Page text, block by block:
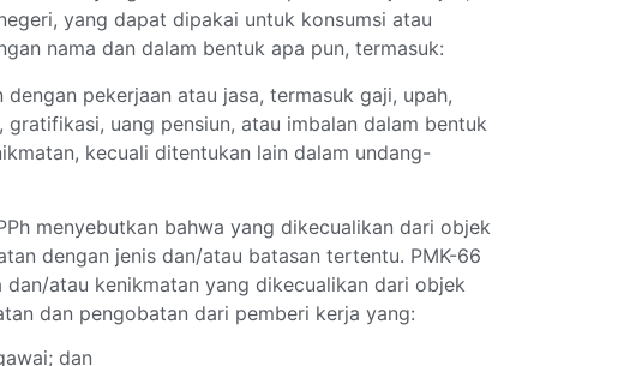
yang dapat dipakai untuk konsumsi atau
nama dan dalam bentuk apa pun, termasuk:
pekerjaan atau jasa, termasuk gaji, upah,
uang pensiun, atau imbalan dalam bentuk
kecuali ditentukan lain dalam undang-
menyebutkan bahwa yang dikecualikan dari objek
dengan jenis dan/atau batasan tertentu. PMK-66
dan/atau kenikmatan yang dikecualikan dari objek
dan pengobatan dari pemberi kerja yang:
dan